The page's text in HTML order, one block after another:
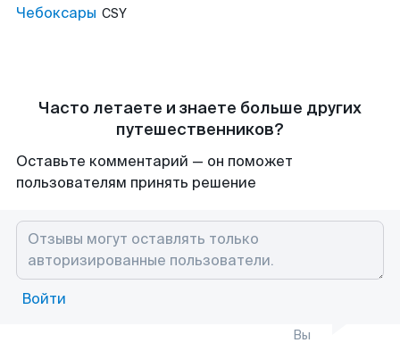
Чебоксары CSY
Часто летаете и знаете больше других
путешественников?
Оставьте комментарий — он поможет
пользователям принять решение
Войти
Вы